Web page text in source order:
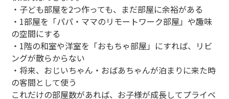
・子ども部屋を2つ作っても、まだ部屋に余裕がある
・1部屋を「パパ・ママのリモートワーク部屋」や趣味
の空間にする
・1階の和室や洋室を「おもちゃ部屋」にすれば、リビ
ングが散らからない
・将来、おじいちゃん・おばあちゃんが泊まりに来た時
の客間として使う
これだけの部屋数があれば、お子様が成長してプライベ